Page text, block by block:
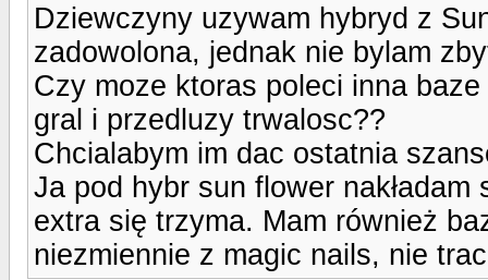
Dziewczyny uzywam hybryd z
zadowolona, jednak nie bylam
Czy moze ktoras poleci inna
gral i przedluzy trwalosc??
Chcialabym im dac ostatnia
Ja pod hybr sun flower
extra się trzyma. Mam również
niezmiennie z magic nails, nie